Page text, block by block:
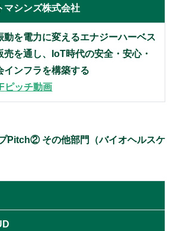
マシンズ株式会社
動を電力に変えるエナジーハーベス
売を通し、IoT時代の安全・安心・
インフラを構築する
ピッチ動画
Pitch② その他部門（バイオヘルスケ